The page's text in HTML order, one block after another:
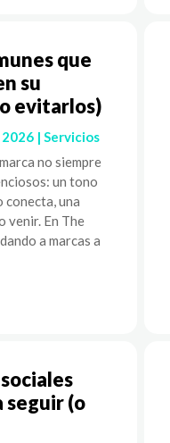
que
su
evitarlos)
|Servicios
no siempre
un tono
conecta, una
venir. En The
a marcas a
seguir (o